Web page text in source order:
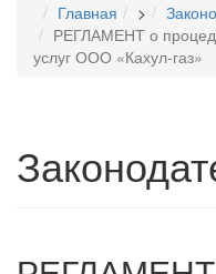
Главная
>
РЕГЛАМЕНТ о
услуг ООО «Кахул-газ»